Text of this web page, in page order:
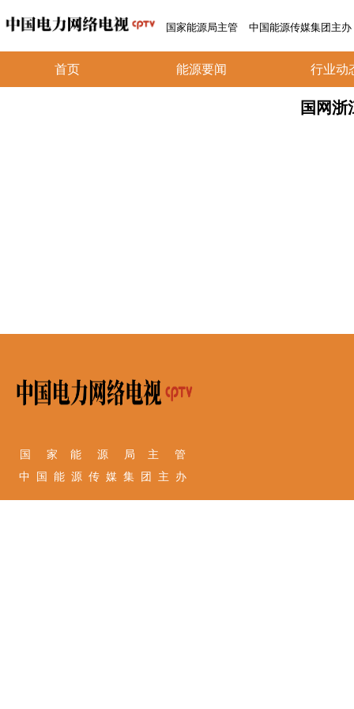
国家能源局主管 中国能源传媒集团主办
首页 能源要闻 行业动
国网浙
国 家 能 源 局 主 管
中 国 能 源 传 媒 集 团 主 办